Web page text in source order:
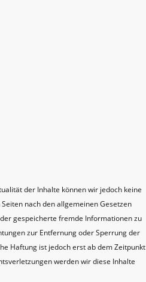
der Inhalte können wir jedoch keine
nach den allgemeinen Gesetzen
gespeicherte fremde Informationen zu
zur Entfernung oder Sperrung der
Haftung ist jedoch erst ab dem Zeitpunkt
werden wir diese Inhalte